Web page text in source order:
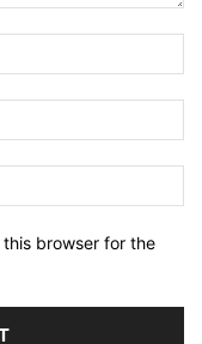
browser for the